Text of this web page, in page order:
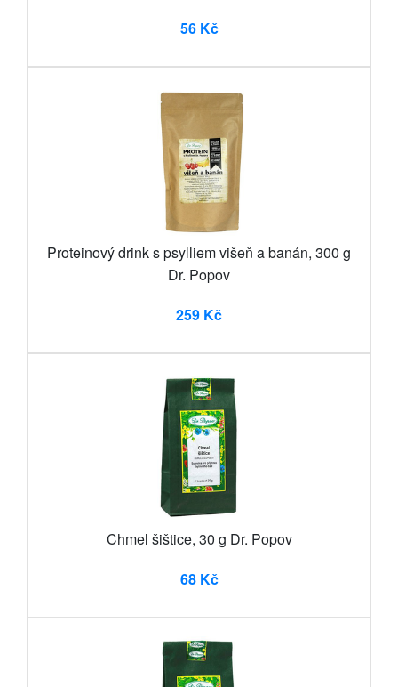
56 Kč
Proteinový drink s psylliem višeň a banán, 300 g
Dr. Popov
259 Kč
Chmel šištice, 30 g Dr. Popov
68 Kč